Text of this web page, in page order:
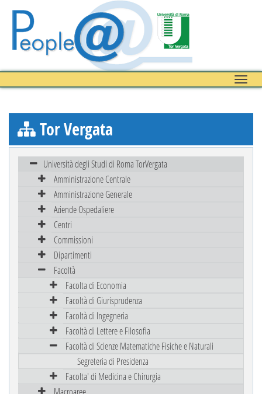
Toggle
Tor Vergata
Università degli Studi di Roma TorVergata
Amministrazione Centrale
Amministrazione Generale
Aziende Ospedaliere
Centri
Commissioni
Dipartimenti
Facoltà
Facolta di Economia
Facoltà di Giurisprudenza
Facoltà di Ingegneria
Facoltà di Lettere e Filosofia
Facoltà di Scienze Matematiche Fisiche e Naturali
Segreteria di Presidenza
Facolta' di Medicina e Chirurgia
Macroaree